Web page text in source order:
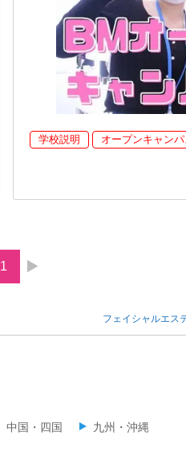
学校説明 オープンキャン
1
フェイシャルエス
中国・四国 九州・沖縄